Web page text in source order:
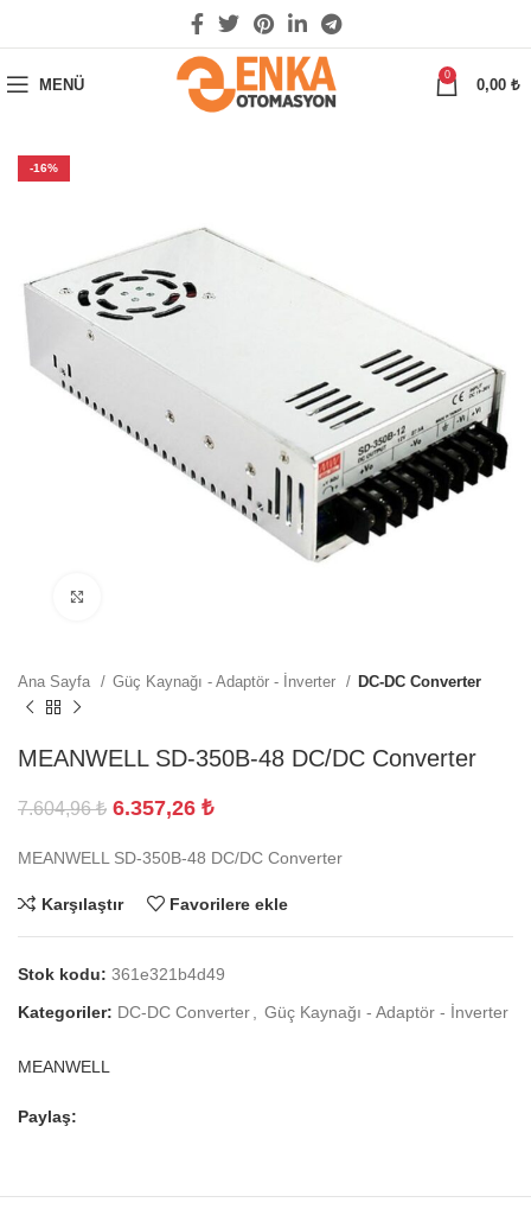
MENÜ
0
0,00 ₺
-16%
Ana Sayfa Güç Kaynağı - Adaptör - İnverter DC-DC Converter
MEANWELL SD-350B-48 DC/DC Converter
7.604,96₺ 6.357,26 ₺
MEANWELL SD-350B-48 DC/DC Converter
Karşılaştır Favorilere ekle
Stok kodu: 361e321b4d49
Kategoriler: DC-DC Converter Güç Kaynağı - Adaptör - İnverter
MEANWELL
Paylaş: